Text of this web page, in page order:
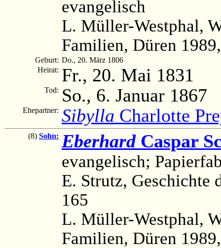
evangelisch
L. Müller-Westphal,
Familien, Düren
Geburt: Do., 20. März 1806
Heirat: Fr., 20. Mai 1831
Tod: So., 6. Januar 1867
Ehepartner: Sibylla Charlotte
(8) Sohn: EberhardCaspar
evangelisch;
E. Strutz, Geschichte
165
L. Müller-Westphal,
Familien, Düren